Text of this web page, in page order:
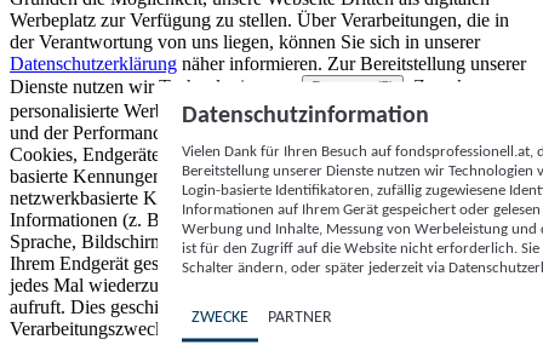
Werbeplatz zur Verfügung zu stellen. Über Verarbeitungen, die in
der Verantwortung von uns liegen, können Sie sich in unserer
Datenschutzerklärung näher informieren. Zur Bereitstellung unserer
Dienste nutzen wir Technologien von
Partnern (5)
. Zwecke:
personalisierte Werbung und Inhalte, Messung von Werbeleistung
und der Performance von Inhalten sowie Zielgruppenforschung.
Cookies, Endgeräte- oder ähnliche Online-Kennungen (z. B. login-
basierte Kennungen, zufällig generierte Kennungen,
netzwerkbasierte Kennungen) können zusammen mit anderen
Informationen (z. B. Browsertyp und Browserinformationen,
Sprache, Bildschirmgröße, unterstützte Technologien usw.) auf
Ihrem Endgerät gespeichert oder von dort ausgelesen werden, um es
jedes Mal wiederzuerkennen, wenn es eine App oder einer Webseite
aufruft. Dies geschieht für einen oder mehrere der hier aufgeführten
Verarbeitungszwecke.
Datenschutzinformation
Vielen Dank für Ihren Besuch auf
Bereitstellung unserer Dienste nutzen wir Technologien
Login-basierte Identifikatoren, zufällig zugewiesene
Informationen auf Ihrem Gerät gespeichert oder
Werbung und Inhalte, Messung von Werbeleistung
ist für den Zugriff auf die Website nicht erforderlich.
Schalter ändern, oder später jederzeit via
ZWECKE PARTNER